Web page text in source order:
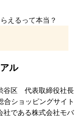
えるって本当？
ル
谷区 代表取締役社長
ショッピングサイト
社である株式会社モバ